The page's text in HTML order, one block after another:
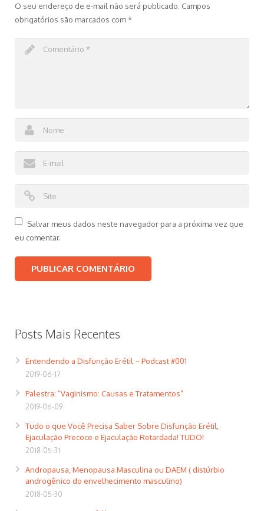
O seu endereço de e-mail não será publicado. Campos
obrigatórios são marcados com*
Salvar meus dados neste navegador para a próxima vez que
eu comentar.
Posts Mais Recentes
Entendendo a Disfunção Erétil – Podcast #001
2019-06-17
Palestra: “Vaginismo: Causas e Tratamentos”
2019-06-09
Tudo o que Você Precisa Saber Sobre Disfunção Erétil,
Ejaculação Precoce e Ejaculação Retardada! TUDO!
2018-05-31
Andropausa, Menopausa Masculina ou DAEM ( distúrbio
androgênico do envelhecimento masculino)
2018-05-30